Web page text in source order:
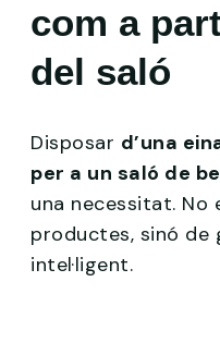
com a
del saló
Disposar d’una
per a un saló de
una necessitat.
productes, sinó
intel·ligent.